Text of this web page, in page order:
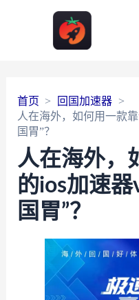
首页
回国加速器
人在海外，如何用一款
国胃”？
人在海外，
的ios加速
国胃”？